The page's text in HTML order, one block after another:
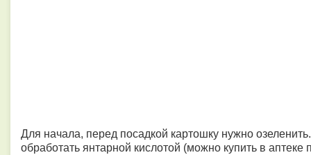
Для начала, перед посадкой картошку нужно
обработать янтарной кислотой (можно купить в аптеке